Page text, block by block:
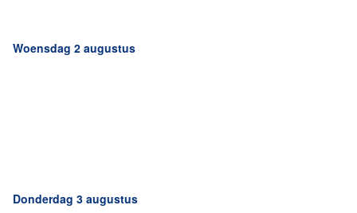
Woensdag 2 augustus
Donderdag 3 augustus